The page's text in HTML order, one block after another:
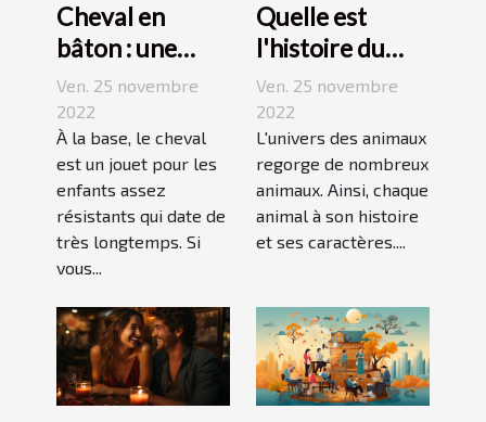
Cheval en
bâton : une
bonne
découverte
pour enfant
Ven. 25 novembre
2022
À la base, le cheval
est un jouet pour les
enfants assez
résistants qui date de
très longtemps. Si
vous...
Quelle est
l'histoire du
Jack Russell
terrier ?
Ven. 25 novembre
2022
L'univers des animaux
regorge de nombreux
animaux. Ainsi, chaque
animal à son histoire
et ses caractères....